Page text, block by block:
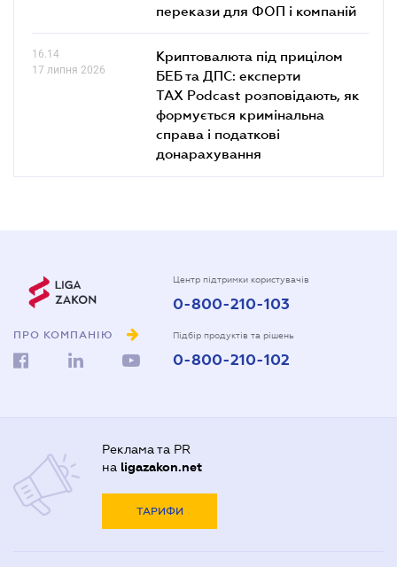
перекази для ФОП і компаній
16.14
17 липня 2026
Криптовалюта під прицілом
БЕБ та ДПС: експерти
TAX Podcast розповідають, як
формується кримінальна
справа і податкові
донарахування
ПРО КОМПАНІЮ
Центр підтримки користувачів
0-800-210-103
Підбір продуктів та рішень
0-800-210-102
Реклама та PR
на ligazakon.net
ТАРИФИ